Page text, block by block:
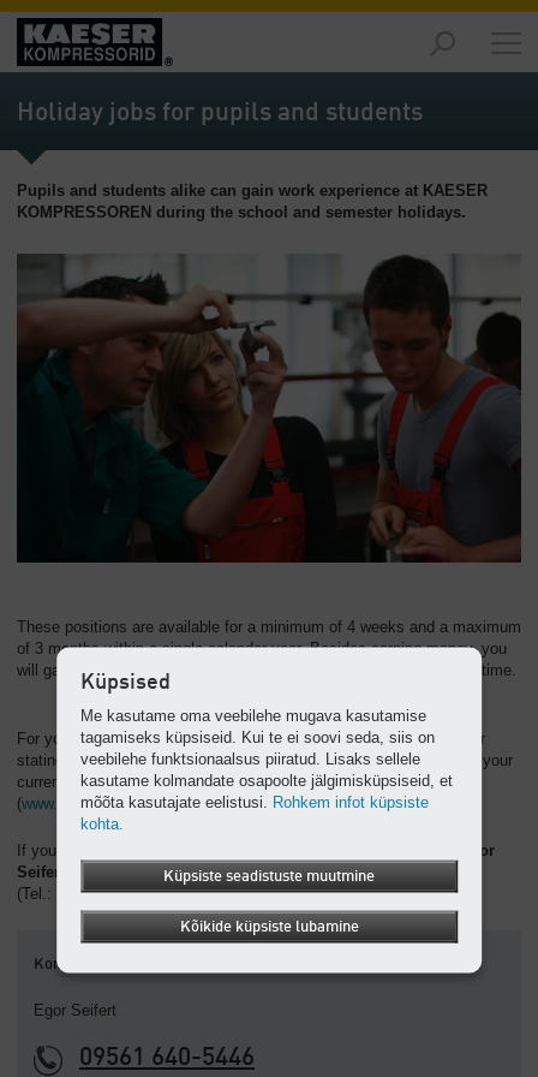
Turud
-
Ülevaade
-
Ülevaade
Lahendused
Ülevaade
Teenused
Holiday jobs for pupils and students
Pupils and students alike can gain work experience at KAESER
KOMPRESSOREN during the school and semester holidays.
These positions are available for a minimum of 4 weeks and a maximum
of 3 months within a single calendar year. Besides earning money, you
will gain a range of other valuable skills and experience during this time.
For your application we require a minimum of a short covering letter
stating the desired (exact) period for your placement, together with your
current résumé. Please apply online using our jobs portal at
(www.kaeser.de/jobs).
If you have further questions, please do not hesitate to contact
Egor
Seifert
(Tel.: +49 (0)9561 640-5446).
Kontakt
Egor Seifert
09561 640-5446
Küpsised
Me kasutame oma veebilehe mugava kasutamise
tagamiseks küpsiseid. Kui te ei soovi seda, siis on
veebilehe funktsionaalsus piiratud. Lisaks sellele
kasutame kolmandate osapoolte jälgimisküpsiseid, et
mõõta kasutajate eelistusi. Rohkem infot küpsiste
kohta.
Küpsiste seadistuste muutmine
Kõikide küpsiste lubamine